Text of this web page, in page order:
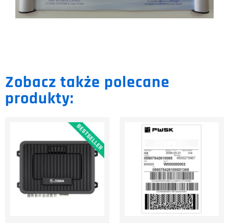
Zobacz także polecane
produkty: